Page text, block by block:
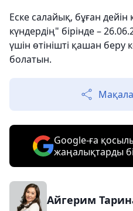
Еске салайық, бұған
күндердің" бірінде –
үшін өтінішті қашан беру
болатын.
Google-ға
жаңалықтарды
Айгерим